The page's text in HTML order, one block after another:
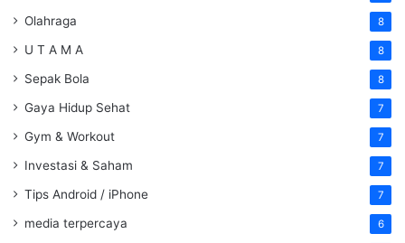
Olahraga 8
U T A M A 8
Sepak Bola 8
Gaya Hidup Sehat 7
Gym & Workout 7
Investasi & Saham 7
Tips Android / iPhone 7
media terpercaya 6